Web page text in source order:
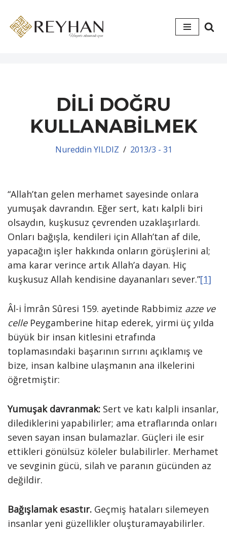
İçeriğe
DİLİ DOĞRU
KULLANABİLMEK
Nureddin YILDIZ 2013/3 - 31
“Allah’tan gelen merhamet sayesinde onlara
yumuşak davrandın. Eğer sert, katı kalpli biri
olsaydın, kuşkusuz çevrenden uzaklaşırlardı.
Onları bağışla, kendileri için Allah’tan af dile,
yapacağın işler hakkında onların görüşlerini al;
ama karar verince artık Allah’a dayan. Hiç
kuşkusuz Allah kendisine dayananları sever.”[1]
Âl-i İmrân Sûresi 159. ayetinde Rabbimiz azze ve
cellePeygamberine hitap ederek, yirmi üç yılda
büyük bir insan kitlesini etrafında
toplamasındaki başarının sırrını açıklamış ve
bize, insan kalbine ulaşmanın ana ilkelerini
öğretmiştir:
Yumuşak davranmak: Sert ve katı kalpli insanlar,
dilediklerini yapabilirler; ama etraflarında onları
seven sayan insan bulamazlar. Güçleri ile esir
ettikleri gönülsüz köleler bulabilirler. Merhamet
ve sevginin gücü, silah ve paranın gücünden az
değildir.
Bağışlamak esastır. Geçmiş hataları silemeyen
insanlar yeni güzellikler oluşturamayabilirler.